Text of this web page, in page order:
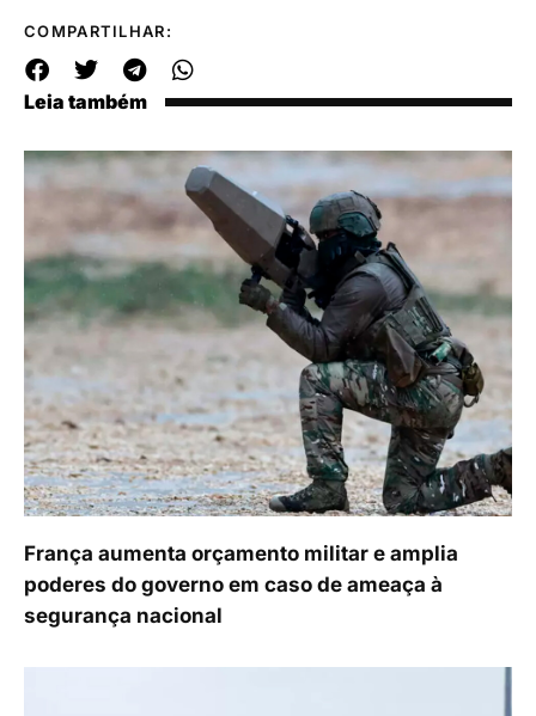
COMPARTILHAR:
Leia também
França aumenta orçamento militar e amplia
poderes do governo em caso de ameaça à
segurança nacional